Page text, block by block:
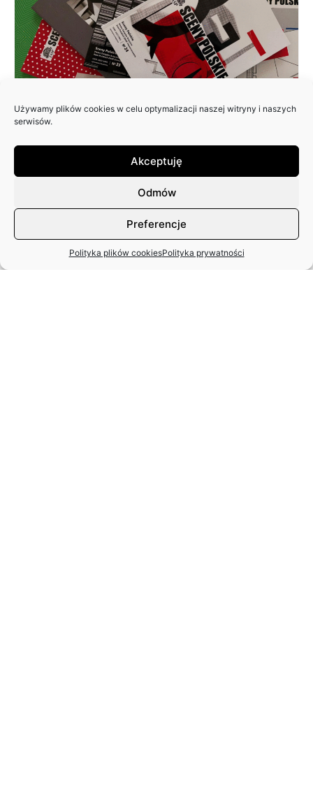
Używamy plików cookies w celu optymalizacji naszej witryny i naszych
serwisów.
Akceptuję
Odmów
Preferencje
Polityka plików cookiesPolityka prywatności
ZAPRASZAMY DO NADSYŁANIA
PISMA: SCENY POLSKIE